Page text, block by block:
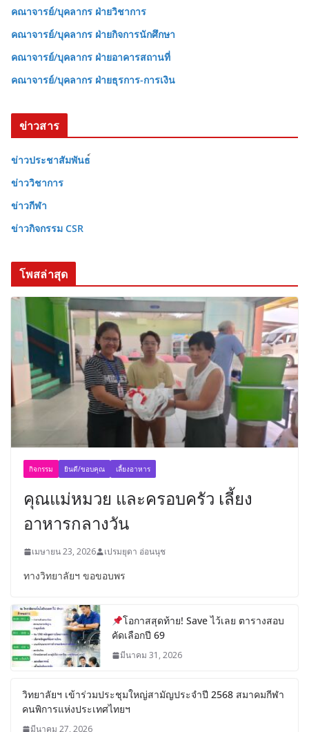
คณาจารย์/บุคลากร ฝ่ายวิชาการ
คณาจารย์/บุคลากร ฝ่ายกิจการนักศึกษา
คณาจารย์/บุคลากร ฝ่ายอาคารสถานที่
คณาจารย์/บุคลากร ฝ่ายธุรการ-การเงิน
ข่าวสาร
ข่าวประชาสัมพันธ
ข่าววิชาการ
ข่าวกีฬา
ข่าวกิจกรรม CSR
โพสล่าสุด
กิจกรรม ยินดี/ขอบคุณ เลี้ยงอาหาร
คุณแม่หมวย และครอบครัว เลี้ยง
อาหารกลางวัน
เมษายน 23, 2026 เปรมยุดา อ่อนนุช
ทางวิทยาลัยฯ ขอขอบพร
โอกาสสุดท้าย! Save ไว้เลย ตารางสอบ
คัดเลือกปี 69
มีนาคม 31, 2026
วิทยาลัยฯ เข้าร่วมประชุมใหญ่สามัญประจำปี 2568 สมาคมกีฬา
คนพิการแห่งประเทศไทยฯ
มีนาคม 27, 2026